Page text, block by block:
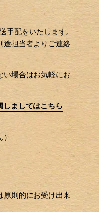
手配をいたします。
途担当者よりご連絡
い場合はお気軽にお
しましてはこちら
原則的にお受け出来